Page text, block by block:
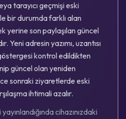
tarayıcı geçmişi eski
bir durumda farklı alan
yerine son paylaşılan güncel
Yeni adresin yazımı, uzantısı
kontrol edildikten
güncel olan yeniden
sonraki ziyaretlerde eski
ihtimali azalır.
cihazınızdaki